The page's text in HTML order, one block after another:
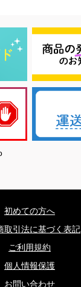
初めての方へ
取引法に基づく表記
ご利用規約
個人情報保護
お問い合わせ